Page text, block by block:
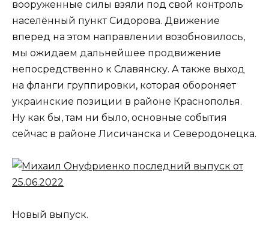
вооруженные силы взяли под свой контроль
населённый пункт Сидорова. Движение
вперед на этом направлении возобновилось,
мы ожидаем дальнейшее продвижение
непосредственно к Cлавянску. А также выход
на фланги группировки, которая обороняет
украинские позиции в районе Краснополья.
Ну как бы, там ни было, основные события
сейчас в районе Лисичанска и Северодонецка.
Новый выпуск.